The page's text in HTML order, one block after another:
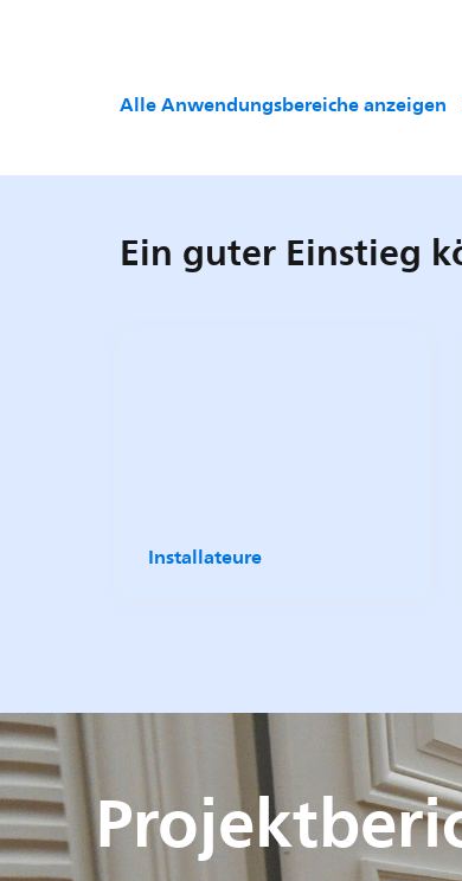
Alle Anwendungsbereiche anzeigen
Ein guter Einstieg
Installateure